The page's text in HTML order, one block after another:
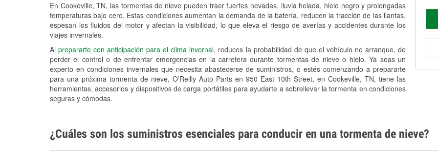
En Cookeville, TN, las tormentas de nieve pueden traer fuertes nevadas, lluvia helada, hielo negro y prolongadas
temperaturas bajo cero. Estas condiciones aumentan la demanda de la batería, reducen la tracción de las llantas,
espesan los fluidos del motor y afectan la visibilidad, lo que eleva el riesgo de averías y accidentes durante los
viajes invernales.
Alprepararte con anticipación para el clima invernal, reduces la probabilidad de que el vehículo no arranque, de
perder el control o de enfrentar emergencias en la carretera durante tormentas de nieve o hielo. Ya seas un
experto en condiciones invernales que necesita abastecerse de suministros, o estés comenzando a prepararte
para una próxima tormenta de nieve, O’Reilly Auto Parts en 950 East 10th Street, en Cookeville, TN, tiene las
herramientas, accesorios y dispositivos de carga portátiles para ayudarte a sobrellevar la tormenta en condiciones
seguras y cómodas.
¿Cuáles son los suministros esenciales para conducir en una tormenta de nieve?